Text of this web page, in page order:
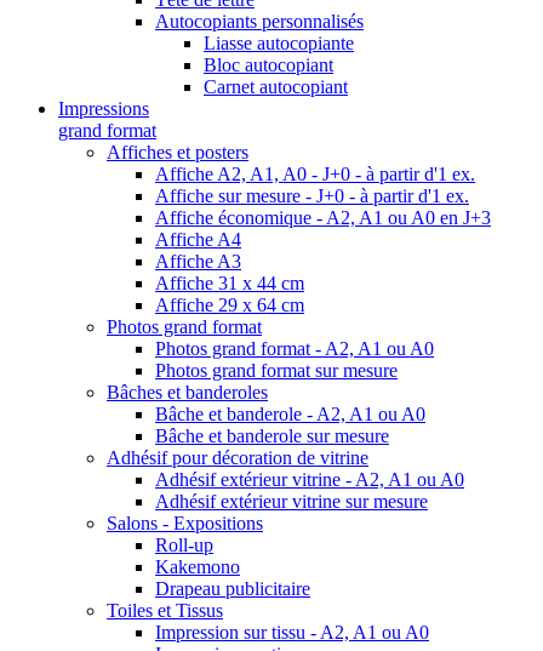
Autocopiants personnalisés
Liasse autocopiante
Bloc autocopiant
Carnet autocopiant
Impressions
grand format
Affiches et posters
Affiche A2, A1, A0 - J+0 - à partir d'1 ex.
Affiche sur mesure - J+0 - à partir d'1 ex.
Affiche économique - A2, A1 ou A0 en J+3
Affiche A4
Affiche A3
Affiche 31 x 44 cm
Affiche 29 x 64 cm
Photos grand format
Photos grand format - A2, A1 ou A0
Photos grand format sur mesure
Bâches et banderoles
Bâche et banderole - A2, A1 ou A0
Bâche et banderole sur mesure
Adhésif pour décoration de vitrine
Adhésif extérieur vitrine - A2, A1 ou A0
Adhésif extérieur vitrine sur mesure
Salons - Expositions
Roll-up
Kakemono
Drapeau publicitaire
Toiles et Tissus
Impression sur tissu - A2, A1 ou A0